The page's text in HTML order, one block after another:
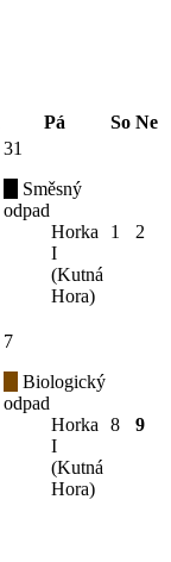
Pá So Ne
31
Směsný
odpad
Horka
I
(Kutná
Hora)
1 2
7
Biologický
odpad
Horka
I
(Kutná
Hora)
8 9